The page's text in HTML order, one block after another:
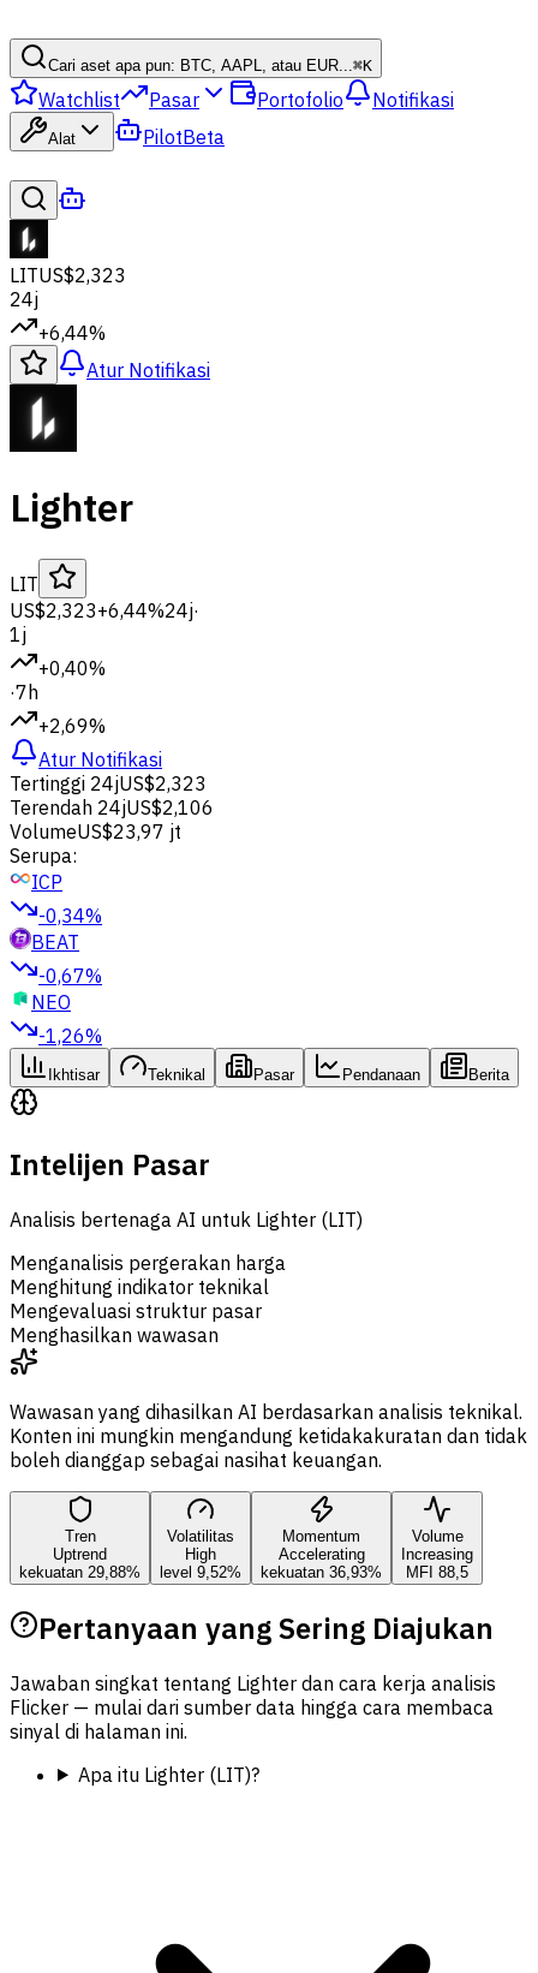
Cari aset apa pun: BTC, AAPL, atau EUR...⌘K
Watchlist Pasar Portofolio Notifikasi
Alat PilotBeta
LITUS$2,323
24j
+6,44%
Atur Notifikasi
Lighter
LIT
US$2,323+6,44%24j·
1j
+0,40%
·7h
+2,69%
Atur Notifikasi
Tertinggi 24jUS$2,323
Terendah 24jUS$2,106
VolumeUS$23,97 jt
Serupa:
ICP
-0,34%
BEAT
-0,67%
NEO
-1,26%
Ikhtisar Teknikal Pasar Pendanaan Berita
Intelijen Pasar
Analisis bertenaga AI untuk Lighter (LIT)
Menganalisis pergerakan harga
Menghitung indikator teknikal
Mengevaluasi struktur pasar
Menghasilkan wawasan
Wawasan yang dihasilkan AI berdasarkan analisis teknikal.
Konten ini mungkin mengandung ketidakakuratan dan tidak
boleh dianggap sebagai nasihat keuangan.
Tren
Uptrend
kekuatan 29,88%
Volatilitas
High
level 9,52%
Momentum
Accelerating
kekuatan 36,93%
Volume
Increasing
MFI 88,5
Pertanyaan yang Sering Diajukan
Jawaban singkat tentang Lighter dan cara kerja analisis
Flicker — mulai dari sumber data hingga cara membaca
sinyal di halaman ini.
Apa itu Lighter (LIT)?